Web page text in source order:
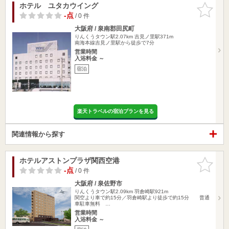
お気に入
りに追加
ホテル ユタカウイング
-点/ 0 件
大阪府 / 泉南郡田尻町
りんくうタウン駅2.07km 吉見ノ里駅371m
南海本線吉見ノ里駅から徒歩で7分
営業時間
入浴料金 ～
宿泊
楽天トラベルの宿泊プランを見る
関連情報から探す
お気に入
りに追加
ホテルアストンプラザ関西空港
-点/ 0 件
大阪府 / 泉佐野市
りんくうタウン駅2.09km 羽倉崎駅921m
関空より車で約15分／羽倉崎駅より徒歩で約15分 普通
車駐車無料 …
営業時間
入浴料金 ～